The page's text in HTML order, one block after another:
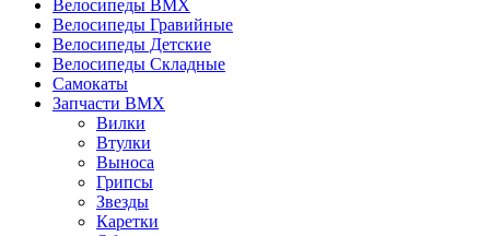
Велосипеды BMX
Велосипеды Гравийные
Велосипеды Детские
Велосипеды Складные
Самокаты
Запчасти BMX
Вилки
Втулки
Выноса
Грипсы
Звезды
Каретки